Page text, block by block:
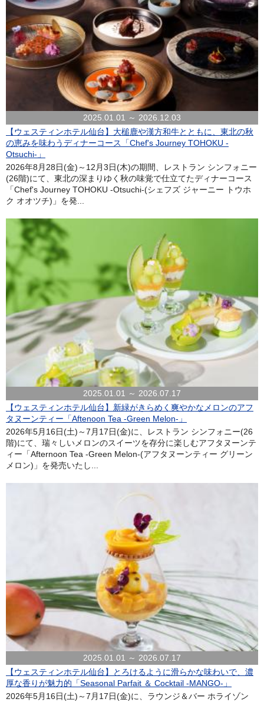
2025.01.01 ～ 2026.12.03
【ウェスティンホテル仙台】大槌鹿や漢方和牛とともに、東北の秋
の恵みを味わうディナーコース「Chef's Journey TOHOKU -
Otsuchi-」
2026年8月28日(金)～12月3日(木)の期間、レストラン シンフォニー
(26階)にて、東北の深まりゆく秋の味覚で仕立てたディナーコース
「Chef's Journey TOHOKU -Otsuchi-(シェフズ ジャーニー トウホ
ク オオツチ)」を発...
2025.01.01 ～ 2026.07.17
【ウェスティンホテル仙台】新緑がきらめく爽やかなメロンのアフ
タヌーンティー「Aftenoon Tea -Green Melon-」
2026年5月16日(土)～7月17日(金)に、レストラン シンフォニー(26
階)にて、瑞々しいメロンのスイーツを存分に楽しむアフタヌーンテ
ィー「Afternoon Tea -Green Melon-(アフタヌーンティー グリーン
メロン)」を発売いたし...
2025.01.01 ～ 2026.07.17
【ウェスティンホテル仙台】とろけるように滑らかな味わいで、濃
厚な香りが魅力的「Seasonal Parfait ＆ Cocktail -MANGO-」
2026年5月16日(土)～7月17日(金)に、ラウンジ＆バー ホライゾン